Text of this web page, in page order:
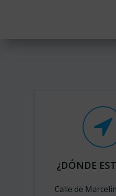
¿DÓNDE
Calle de